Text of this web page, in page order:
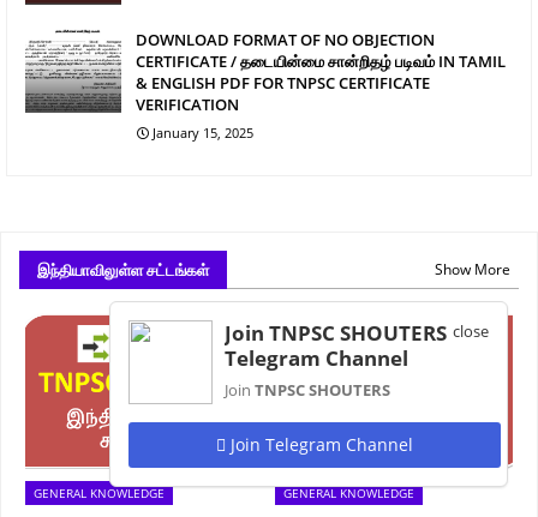
DOWNLOAD FORMAT OF NO OBJECTION
CERTIFICATE / தடையின்மை சான்றிதழ் படிவம் IN TAMIL
& ENGLISH PDF FOR TNPSC CERTIFICATE
VERIFICATION
January 15, 2025
இந்தியாவிலுள்ள சட்டங்கள் Show More
GENERAL KNOWLEDGE GENERAL KNOWLEDGE
close
Join TNPSC SHOUTERS
Telegram Channel
Join TNPSC SHOUTERS
Join Telegram Channel